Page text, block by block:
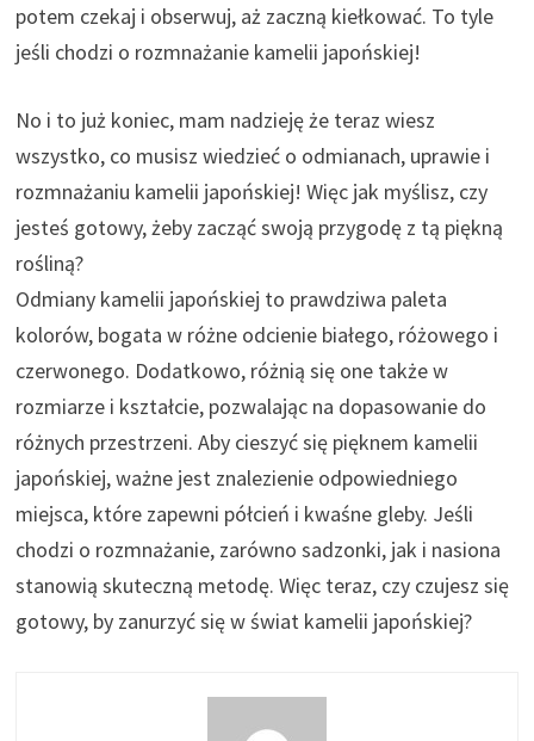
potem czekaj i obserwuj, aż zaczną kiełkować. To tyle
jeśli chodzi o rozmnażanie kamelii japońskiej!
No i to już koniec, mam nadzieję że teraz wiesz
wszystko, co musisz wiedzieć o odmianach, uprawie i
rozmnażaniu kamelii japońskiej! Więc jak myślisz, czy
jesteś gotowy, żeby zacząć swoją przygodę z tą piękną
rośliną?
Odmiany kamelii japońskiej to prawdziwa paleta
kolorów, bogata w różne odcienie białego, różowego i
czerwonego. Dodatkowo, różnią się one także w
rozmiarze i kształcie, pozwalając na dopasowanie do
różnych przestrzeni. Aby cieszyć się pięknem kamelii
japońskiej, ważne jest znalezienie odpowiedniego
miejsca, które zapewni półcień i kwaśne gleby. Jeśli
chodzi o rozmnażanie, zarówno sadzonki, jak i nasiona
stanowią skuteczną metodę. Więc teraz, czy czujesz się
gotowy, by zanurzyć się w świat kamelii japońskiej?